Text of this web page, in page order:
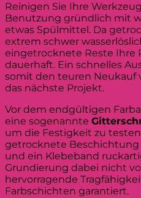
Reinigen Sie Ihre
Benutzung gründlich mit
etwas Spülmittel. Da
extrem schwer
eingetrocknete Reste Ihre
dauerhaft. Ein schnelles
somit den teuren Neukauf
das nächste Projekt.
Vor dem endgültigen
eine sogenannte
um die Festigkeit zu
getrocknete
und ein Klebeband
Grundierung dabei nicht
hervorragende
Farbschichten garantiert.